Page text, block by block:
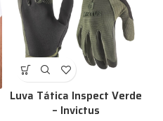
Luva Tática Inspect Verde
– Invictus